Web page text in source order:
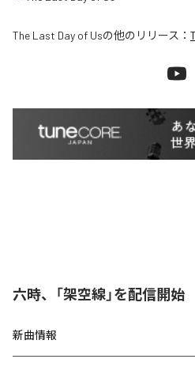
The Last Day of Usの他のリリース：
六時、「架空線」を配信開始
新曲情報